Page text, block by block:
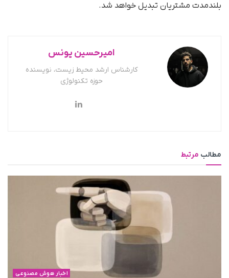
بلندمدت مشتریان تبدیل خواهد شد.
امیرحسین یونس
کارشناس ارشد محیط زیست، نویسنده
حوزه تکنولوژی
مطالب مرتبط
اخبار هوش مصنوعی